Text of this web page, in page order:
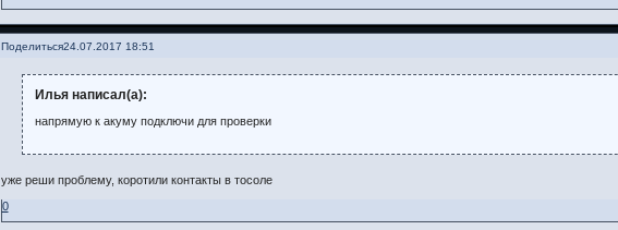
Поделиться24.07.2017 18:51
Илья написал(а):
напрямую к акуму подключи для проверки
уже реши проблему, коротили контакты в тосоле
0